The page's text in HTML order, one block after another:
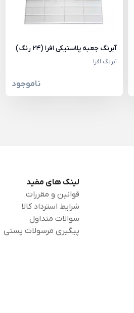
آبرنگ جعبه پلاستیکی افرا (24 رنگ)
آبرنگ افرا
ناموجود
لینک های مفید
قوانین و مقررات
شرایط استرداد کالا
سوالات متداول
پیگیری مرسولات پستی